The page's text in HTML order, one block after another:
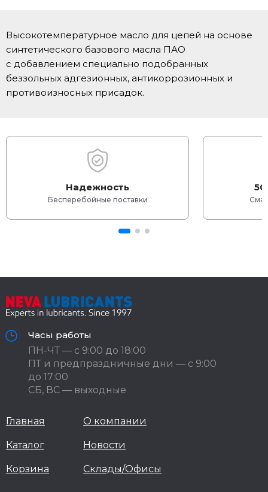
Высокотемпературное масло для цепей на основе
синтетического базового масла ПАО
с добавлением специально подобранных
беззольных адгезионных, антикоррозионных и
противоизносных присадок.
Надежность
Бесперебойные поставки
Часы работы
ПН-ЧТ — с 9:00 до 18:00
ПТ и предпраздничные дни — с 9:00
до 17:00
СБ, ВС — выходные
Главная
Каталог
Корзина
О компании
Новости
Склады/Офисы